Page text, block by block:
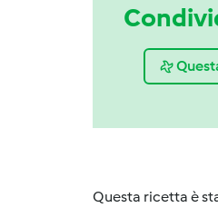
Questa ricetta è